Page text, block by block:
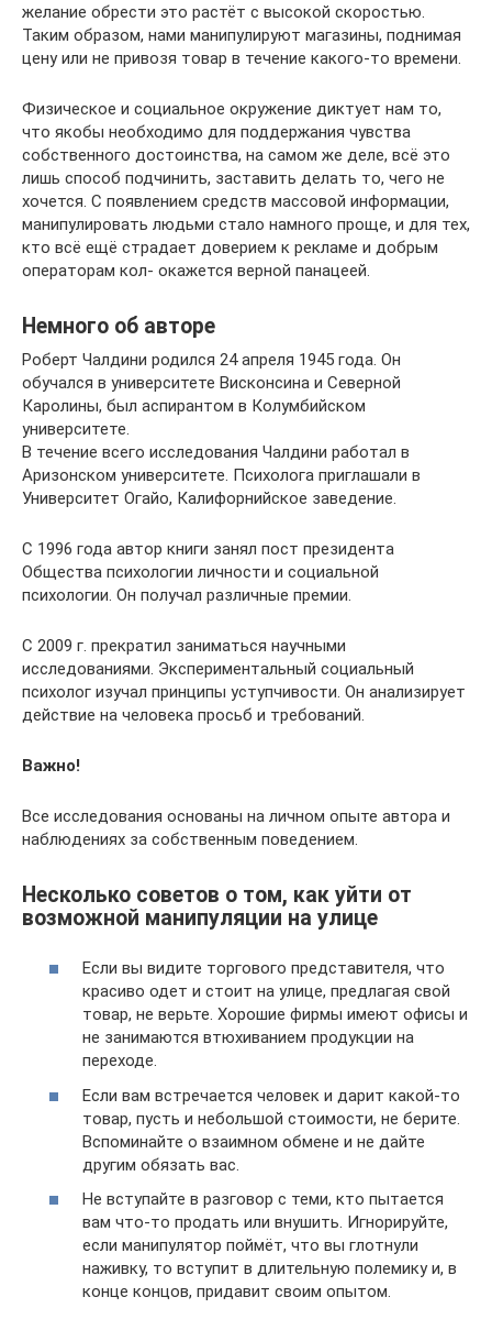
желание обрести это растёт с высокой скоростью.
Таким образом, нами манипулируют магазины, поднимая
цену или не привозя товар в течение какого-то времени.
Физическое и социальное окружение диктует нам то,
что якобы необходимо для поддержания чувства
собственного достоинства, на самом же деле, всё это
лишь способ подчинить, заставить делать то, чего не
хочется. С появлением средств массовой информации,
манипулировать людьми стало намного проще, и для тех,
кто всё ещё страдает доверием к рекламе и добрым
операторам кол- окажется верной панацеей.
Немного об авторе
Роберт Чалдини родился 24 апреля 1945 года. Он
обучался в университете Висконсина и Северной
Каролины, был аспирантом в Колумбийском
университете.
В течение всего исследования Чалдини работал в
Аризонском университете. Психолога приглашали в
Университет Огайо, Калифорнийское заведение.
С 1996 года автор книги занял пост президента
Общества психологии личности и социальной
психологии. Он получал различные премии.
С 2009 г. прекратил заниматься научными
исследованиями. Экспериментальный социальный
психолог изучал принципы уступчивости. Он анализирует
действие на человека просьб и требований.
Важно!
Все исследования основаны на личном опыте автора и
наблюдениях за собственным поведением.
Несколько советов о том, как уйти от
возможной манипуляции на улице
Если вы видите торгового представителя, что
красиво одет и стоит на улице, предлагая свой
товар, не верьте. Хорошие фирмы имеют офисы и
не занимаются втюхиванием продукции на
переходе.
Если вам встречается человек и дарит какой-то
товар, пусть и небольшой стоимости, не берите.
Вспоминайте о взаимном обмене и не дайте
другим обязать вас.
Не вступайте в разговор с теми, кто пытается
вам что-то продать или внушить. Игнорируйте,
если манипулятор поймёт, что вы глотнули
наживку, то вступит в длительную полемику и, в
конце концов, придавит своим опытом.